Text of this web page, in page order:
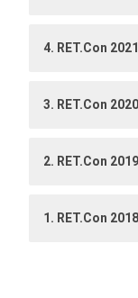
4. RET.Con 2021
3. RET.Con 2020
2. RET.Con 2019
1. RET.Con 2018